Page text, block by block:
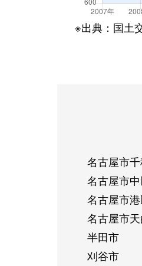
※出典：国土
名古屋市
名古屋市
名古屋市
名古屋市
半田市
刈谷市